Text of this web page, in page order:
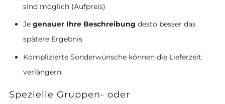
sind möglich (Aufpreis)
Je genauer Ihre Beschreibung desto besser das
spätere Ergebnis
Komplizierte Sonderwünsche können die Lieferzeit
verlängern
Spezielle Gruppen- oder